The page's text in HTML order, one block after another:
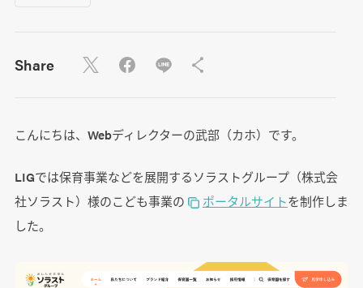
Share
こんにちは、Webディレクターの武部（カホ）です。
LIGでは保育事業などを展開するソラストグループ（株式会
社ソラスト）様のこども事業の
ポータルサイトを制作しま
した。